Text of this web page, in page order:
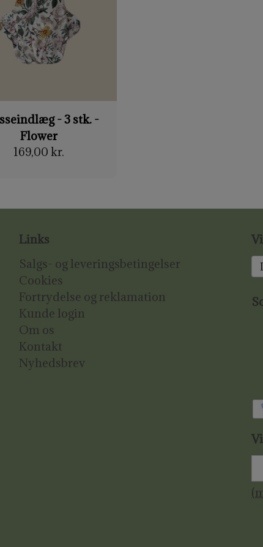
- 3 stk. -
Flower
169,00 kr.
Links
Salgs- og leveringsbetingelser
Cookies
Fortrydelse og reklamation
Kunde login
Om os
Kontakt
Nyhedsbrev